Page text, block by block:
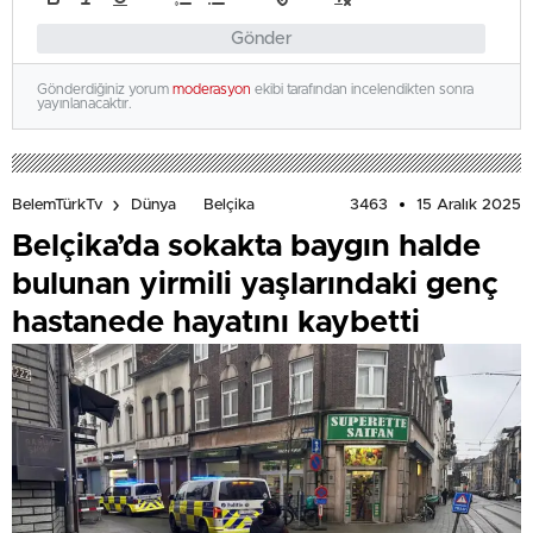
Gönder
Gönderdiğiniz yorum moderasyon ekibi tarafından incelendikten sonra
yayınlanacaktır.
BelemTürkTv Dünya Belçika 3463 15 Aralık 2025
Belçika’da sokakta baygın halde
bulunan yirmili yaşlarındaki genç
hastanede hayatını kaybetti